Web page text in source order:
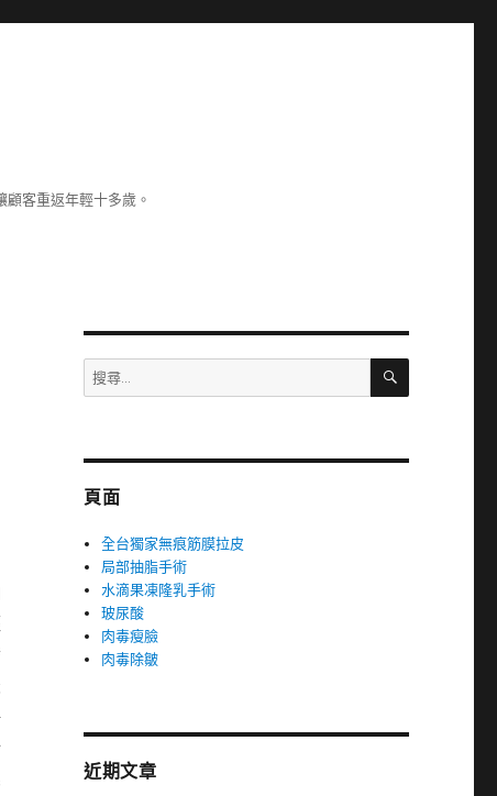
客重返年輕十多歲。
搜
尋
字:
搜
頁面
全台獨家無痕筋膜拉皮
局部抽脂手術
水滴果凍隆乳手術
玻尿酸
肉毒瘦臉
肉毒除皺
近期文章